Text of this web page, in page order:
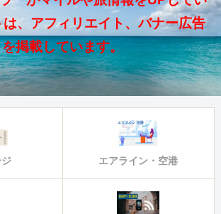
は、アフィリエイト、バナー広告
を掲載しています。
エアライン・空港